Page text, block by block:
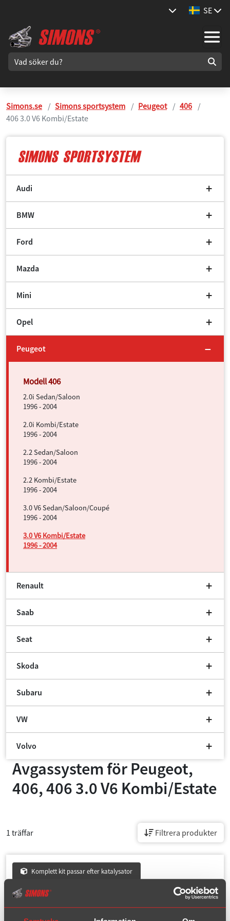
SE
Simons.se Simons sportsystem Peugeot
406
406 3.0 V6 Kombi/Estate
Audi
BMW
Ford
Mazda
Mini
Opel
Peugeot
2.0i Sedan/Saloon
1996 - 2004
2.0i Kombi/Estate
1996 - 2004
2.2 Sedan/Saloon
1996 - 2004
2.2 Kombi/Estate
1996 - 2004
3.0 V6 Sedan/Saloon/Coupé
1996 - 2004
3.0 V6 Kombi/Estate
1996 - 2004
Renault
Saab
Seat
Skoda
Subaru
VW
Volvo
Avgassystem förPeugeot,
406, 406 3.0 V6 Kombi/Estate
1 träffar Filtrera produkter
Komplett kit passar efter katalysator